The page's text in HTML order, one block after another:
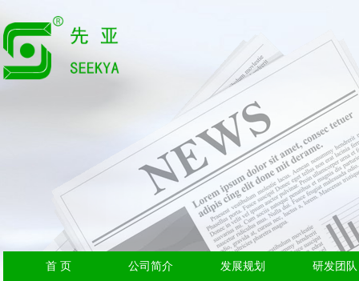
首 页 公司简介 发展规划 研发团队